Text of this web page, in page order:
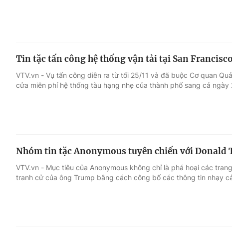
Tin tặc tấn công hệ thống vận tải tại San
VTV.vn - Vụ tấn công diễn ra từ tối 25/11 và đã buộc Cơ quan
cửa miễn phí hệ thống tàu hạng nhẹ của thành phố sang cả ngày
Nhóm tin tặc Anonymous tuyên chiến với Donald
VTV.vn - Mục tiêu của Anonymous không chỉ là phá hoại các
tranh cử của ông Trump bằng cách công bố các thông tin nhạy